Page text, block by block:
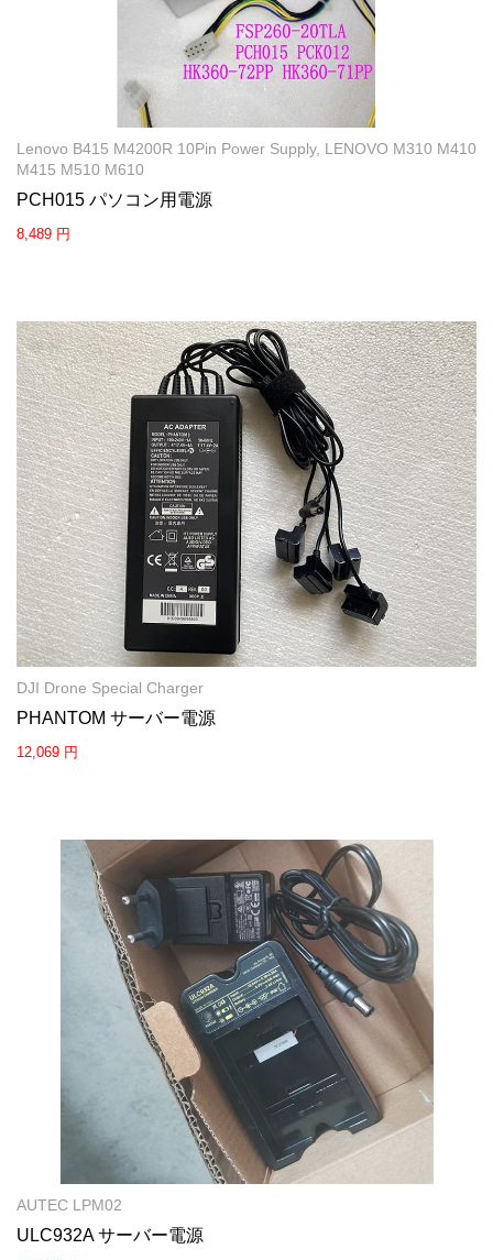
Lenovo B415 M4200R 10Pin Power Supply, LENOVO M310 M410
M415 M510 M610
PCH015 パソコン用電源
8,489 円
DJI Drone Special Charger
PHANTOM サーバー電源
12,069 円
AUTEC LPM02
ULC932A サーバー電源